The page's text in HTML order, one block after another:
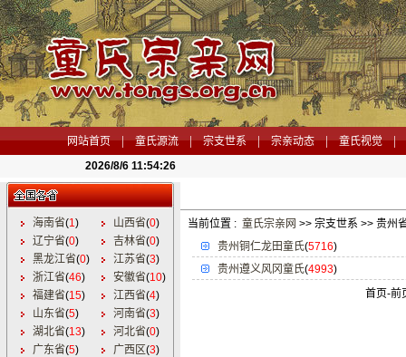
网站首页 | 童氏源流 | 宗支世系 | 宗亲动态 | 童氏视觉 |
2026/8/6 11:54:27
海南省(1) 山西省(0)
辽宁省(0) 吉林省(0)
黑龙江省(0) 江苏省(3)
浙江省(46) 安徽省(10)
福建省(15) 江西省(4)
山东省(5) 河南省(3)
湖北省(13) 河北省(0)
广东省(5) 广西区(3)
当前位置 : 童氏宗亲网 >> 宗支世系 >> 贵州
贵州铜仁龙田童氏(5716)
贵州遵义风冈童氏(4993)
首页-前